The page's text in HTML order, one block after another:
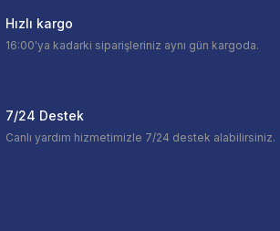
Hızlı kargo
16:00'ya kadarki siparişleriniz aynı gün kargoda.
7/24 Destek
Canlı yardım hizmetimizle 7/24 destek alabilirsiniz.